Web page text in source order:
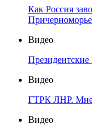
Как Россия
Причерноморье
Видео
Видео
ГТРК ЛНР.
Видео